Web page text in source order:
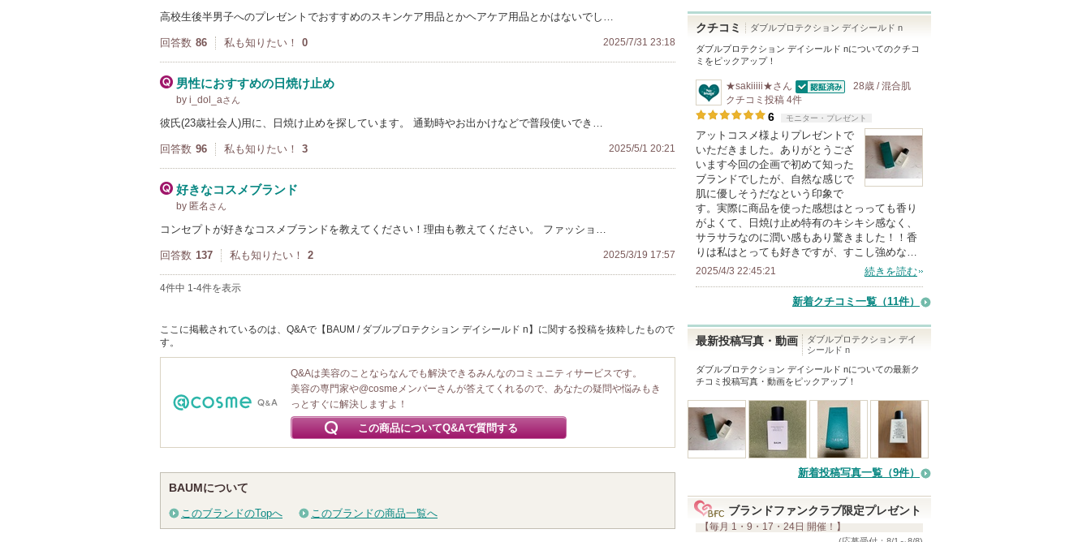
高校生後半男子へのプレゼントでおすすめのスキンケア用品とかヘアケア用品とかはないでし…
回答数 86 私も知りたい！ 0 2025/7/31 23:18
男性におすすめの日焼け止め
by i_dol_aさん
彼氏(23歳社会人)用に、日焼け止めを探しています。 通勤時やお出かけなどで普段使いでき…
回答数 96 私も知りたい！ 3 2025/5/1 20:21
好きなコスメブランド
by 匿名 さん
コンセプトが好きなコスメブランドを教えてください！理由も教えてください。 ファッショ…
回答数 137 私も知りたい！ 2 2025/3/19 17:57
4件中 1-4件を表示
ここに掲載されているのは、Q&Aで【BAUM / ダブルプロテクション デイシールド n】に関する投稿を抜粋したもので
す。
Q&Aは美容のことならなんでも解決できるみんなのコミュニティサービスです。
美容の専門家や@cosmeメンバーさんが答えてくれるので、あなたの疑問や悩みもき
っとすぐに解決しますよ！
この商品についてQ&Aで質問する
BAUMについて
このブランドのTopへ このブランドの商品一覧へ
クチコミ ダブルプロテクション デイシールド n
ダブルプロテクション デイシールド nについてのクチコ
ミをピックアップ！
★sakiiiii★さん
認証済
28歳 / 混合肌
クチコミ投稿 4件
6 モニター・プレゼント
アットコスメ様よりプレゼントで
いただきました。ありがとうござ
います今回の企画で初めて知った
ブランドでしたが、自然な感じで
肌に優しそうだなという印象で
す。実際に商品を使った感想はとっっても香り
がよくて、日焼け止め特有のキシキシ感なく、
サラサラなのに潤い感もあり驚きました！！香
りは私はとっても好きですが、すこし強めな…
2025/4/3 22:45:21 続きを読む
新着クチコミ一覧 （11件）
最新投稿写真・動画
ダブルプロテクション デイ
シールド n
ダブルプロテクション デイシールド nについての最新ク
チコミ投稿写真・動画をピックアップ！
新着投稿写真一覧（9件）
ブランドファンクラブ限定プレゼント
【毎月 1・9・17・24日 開催！】